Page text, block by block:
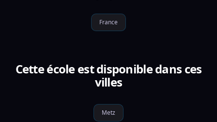
France
Cette école est disponible dans ces
villes
Metz